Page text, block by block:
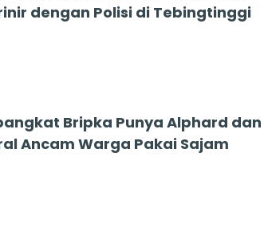
dengan Polisi di Tebingtinggi
Bripka Punya Alphard dan
Ancam Warga Pakai Sajam